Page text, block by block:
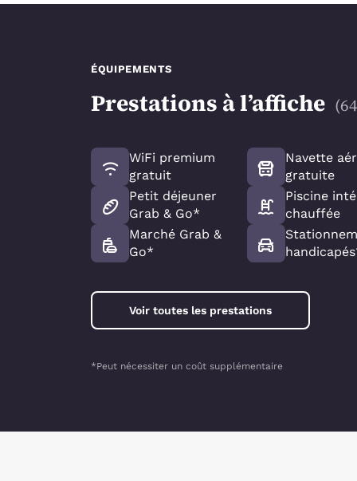
ÉQUIPEMENTS
Prestations à l’affiche (64
WiFi premium
gratuit
Petit déjeuner
Grab & Go*
Marché Grab &
Go*
Navette
gratuite
Piscine
chauffée
Voir toutes les prestations
*Peut nécessiter un coût supplémentaire